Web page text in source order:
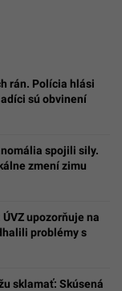
rán. Polícia hlási
sú obvinení
spojili sily.
zmení zimu
upozorňuje na
problémy s
sklamať: Skúsená